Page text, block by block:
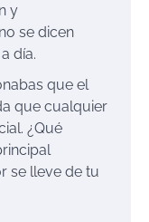
y
se dicen
día.
que el
que cualquier
¿Qué
se lleve de tu